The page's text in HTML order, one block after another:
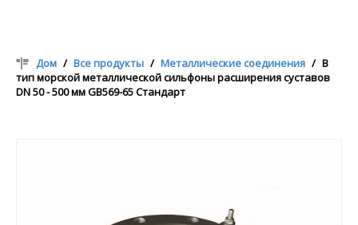
Дом / Все продукты / Металлические соединения / B
тип морской металлической сильфоны расширения суставов
DN 50 - 500 мм GB569-65 Стандарт